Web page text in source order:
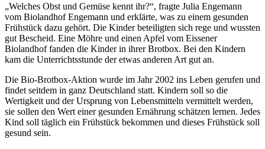
„Welches Obst und Gemüse kennt ihr?“, fragte Julia Engemann
vom Biolandhof Engemann und erklärte, was zu einem gesunden
Frühstück dazu gehört. Die Kinder beteiligten sich rege und wussten
gut Bescheid. Eine Möhre und einen Apfel vom Eissener
Biolandhof fanden die Kinder in ihrer Brotbox. Bei den Kindern
kam die Unterrichtsstunde der etwas anderen Art gut an.
Die Bio-Brotbox-Aktion wurde im Jahr 2002 ins Leben gerufen und
findet seitdem in ganz Deutschland statt. Kindern soll so die
Wertigkeit und der Ursprung von Lebensmitteln vermittelt werden,
sie sollen den Wert einer gesunden Ernährung schätzen lernen. Jedes
Kind soll täglich ein Frühstück bekommen und dieses Frühstück soll
gesund sein.